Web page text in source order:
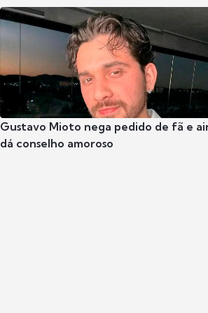
Gustavo Mioto nega pedido de fã e
dá conselho amoroso